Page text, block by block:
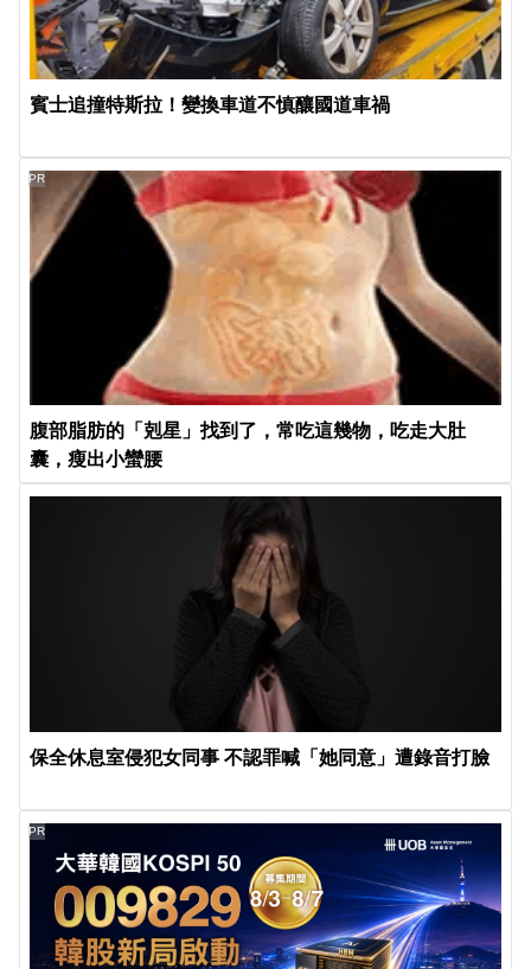
賓士追撞特斯拉！變換車道不慎釀國道車禍
腹部脂肪的「剋星」找到了，常吃這幾物，吃走大肚
囊，瘦出小蠻腰
PR
保全休息室侵犯女同事 不認罪喊「她同意」遭錄音打臉
PR